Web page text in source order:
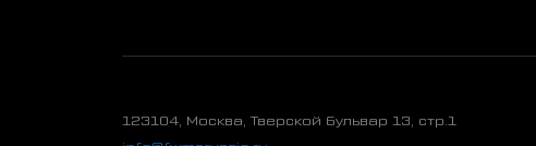
123104, Москва, Тверской бульвар 13, стр.1